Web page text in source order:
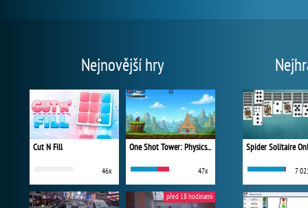
Nejnovější hry
Cut N Fill
46x
One Shot Tower: Physics Destroyer
47x
před 18 hodinami
Spider Solitaire
7